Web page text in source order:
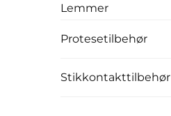
Lemmer
Protesetilbehør
Stikkontakttilbehør